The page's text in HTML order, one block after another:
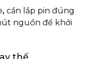
, cần lắp pin đúng
nguồn để khởi